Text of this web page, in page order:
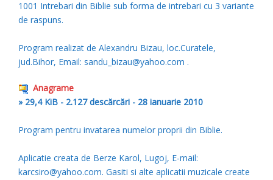
1001 Intrebari din Biblie sub forma de intrebari cu 3 variante
de raspuns.
Program realizat de Alexandru Bizau, loc.Curatele,
jud.Bihor, Email: sandu_bizau@yahoo.com .
Anagrame
» 29,4 KiB - 2.127 descărcări - 28 ianuarie 2010
Program pentru invatarea numelor proprii din Biblie.
Aplicatie creata de Berze Karol, Lugoj, E-mail:
karcsiro@yahoo.com. Gasiti si alte aplicatii muzicale create